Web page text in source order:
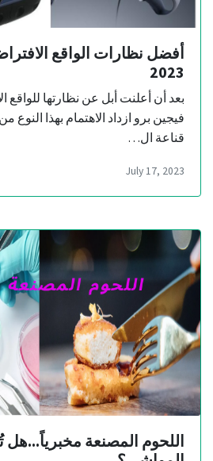
أفضل نظارات الواقع
2023
بعد أن أعلنت أبل عن نظارتها للواقع
فيجين برو ازداد الاهتمام بهذا النوع
قناعة ال…
July 17, 2023
اللحوم المصنعة مخبرياً...هل